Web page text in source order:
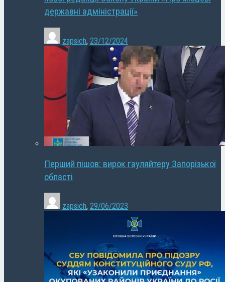
державні адміністрації»
zapsich, 23/12/2024
Перший пішов: вирок гауляйтеру Запорізької
області
zapsich, 29/06/2023